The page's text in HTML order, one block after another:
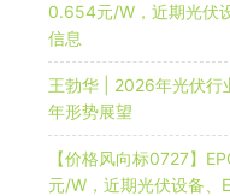
0.654元/W，近期光伏
信息
王勃华 | 2026年光伏行
年形势展望
【价格风向标0727】
元/W，近期光伏设备、